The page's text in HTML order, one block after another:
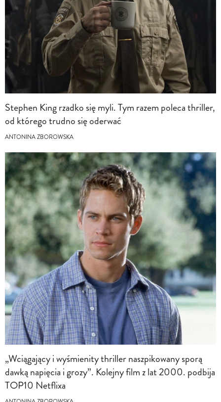
Stephen King rzadko się myli. Tym razem poleca thriller,
od którego trudno się oderwać
ANTONINA ZBOROWSKA
„Wciągający i wyśmienity thriller naszpikowany sporą
dawką napięcia i grozy”. Kolejny film z lat 2000. podbija
TOP10 Netflixa